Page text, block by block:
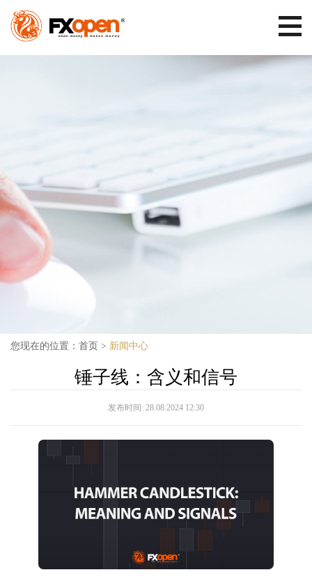
您现在的位置： 首页 > 新闻中心
锤子线：含义和信号
发布时间: 28.08.2024 12:30